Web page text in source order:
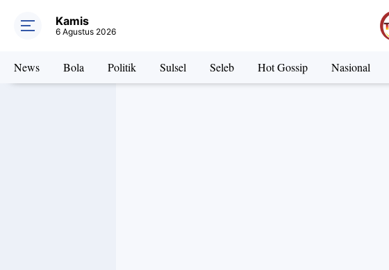
Kamis
6 Agustus 2026
News Bola Politik Sulsel Seleb Hot Gossip Nasional